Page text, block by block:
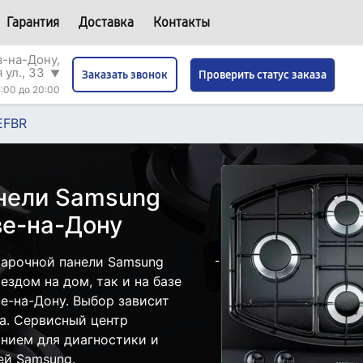
Гарантия Доставка Контакты
на-Дону,
ул., 33 ▼
до 20:00
Заказать звонок Проверить статус заказа
Samsung
на-Дону
панели Samsung
на дом, так и на базе
на-Дону. Выбор зависит
Сервисный центр
для диагностики и
Samsung.